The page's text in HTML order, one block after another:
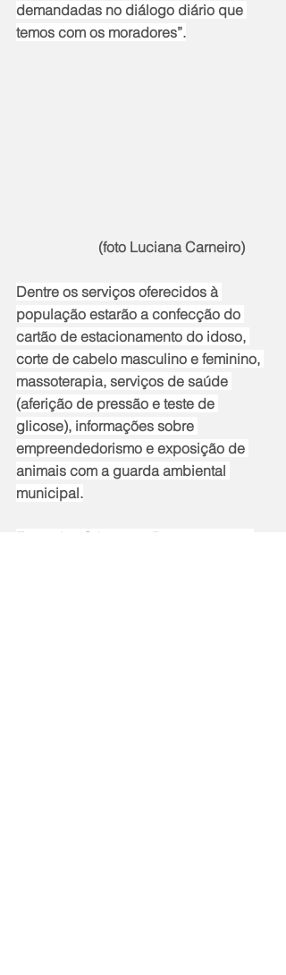
demandadas no diálogo diário que
temos com os moradores”.
                       (foto Luciana Carneiro)
Dentre os serviços oferecidos à
população estarão a confecção do
cartão de estacionamento do idoso,
corte de cabelo masculino e feminino,
massoterapia, serviços de saúde
(aferição de pressão e teste de
glicose), informações sobre
empreendedorismo e exposição de
animais com a guarda ambiental
municipal.
Festa das Crianças - Durante a ação